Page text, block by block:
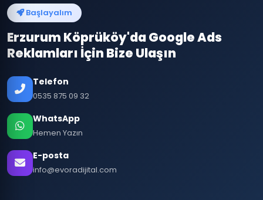
Başlayalım
Erzurum Köprüköy'da Google Ads
Reklamları İçin Bize Ulaşın
Telefon
0535 875 09 32
WhatsApp
Hemen Yazın
E-posta
info@evoradijital.com